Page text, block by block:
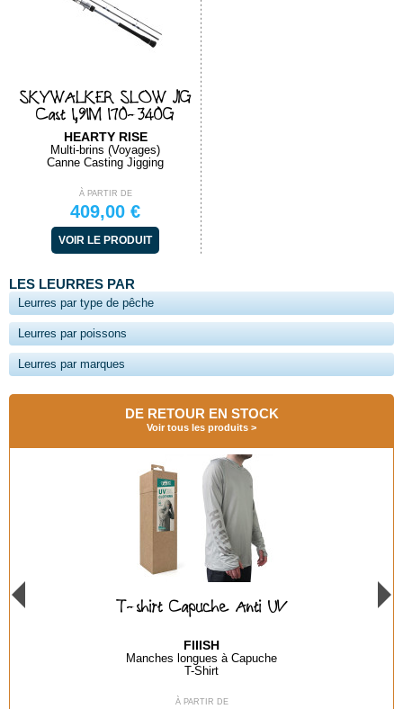
SKYWALKER SLOW JIG
Cast 1,91M 170-340G
HEARTY RISE
Multi-brins (Voyages)
Canne Casting Jigging
À PARTIR DE
409,00 €
VOIR LE PRODUIT
LES LEURRES PAR
Leurres par type de pêche
Leurres par poissons
Leurres par marques
DE RETOUR EN STOCK
Voir tous les produits
T-shirt Capuche Anti UV
FIIISH
Manches longues à Capuche
T-Shirt
À PARTIR DE